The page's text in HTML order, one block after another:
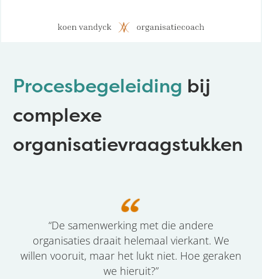
Procesbegeleiding bij
complexe
organisatievraagstukken
“De samenwerking met die andere
organisaties draait helemaal vierkant. We
willen vooruit, maar het lukt niet. Hoe geraken
we hieruit?”